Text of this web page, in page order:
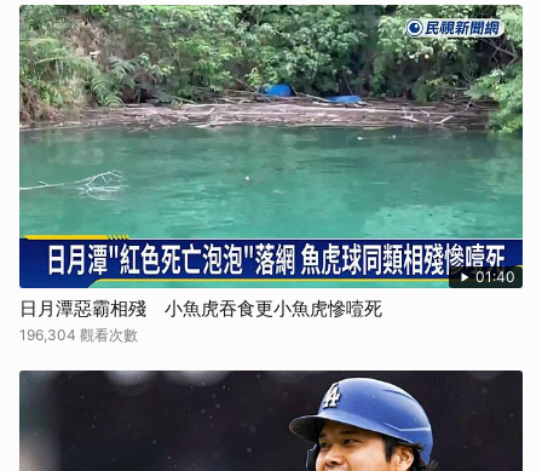
01:40
日月潭惡霸相殘 小魚虎吞食更小魚虎慘噎死
196,304 觀看次數